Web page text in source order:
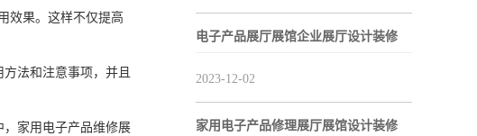
效果。这样不仅提高
法和注意事项，并且
家用电子产品维修展
电子产品展厅展馆企业展厅设计装修
2023-12-02
家用电子产品修理展厅展馆设计装修